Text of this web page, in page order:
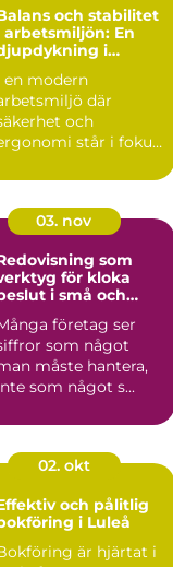
och stabilitet
arbetsmiljön: En
i
en modern
där
och
står i fokus,
03. nov
som
för kloka
i små och
företag ser
som något
måste hantera,
som något s...
02. okt
och pålitlig
i Luleå
är hjärtat i